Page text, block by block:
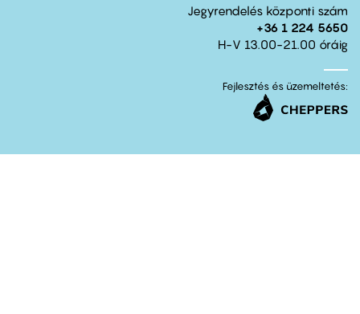
Jegyrendelés központi szám
+36 1 224 5650
H-V 13.00-21.00 óráig
Fejlesztés és üzemeltetés: